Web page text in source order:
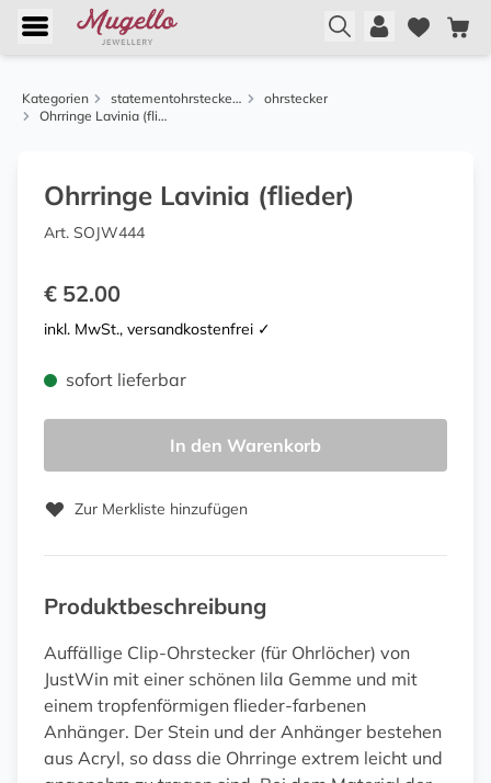
Kategorien statementohrstecker von justwin
ohrstecker
Ohrringe Lavinia (flieder)
Ohrringe Lavinia (flieder)
Art. SOJW444
€ 52.00
inkl. MwSt., versandkostenfrei ✓
sofort lieferbar
In den Warenkorb
Zur Merkliste hinzufügen
Produktbeschreibung
Auffällige Clip-Ohrstecker (für Ohrlöcher) von
JustWin mit einer schönen lila Gemme und mit
einem tropfenförmigen flieder-farbenen
Anhänger. Der Stein und der Anhänger bestehen
aus Acryl, so dass die Ohrringe extrem leicht und